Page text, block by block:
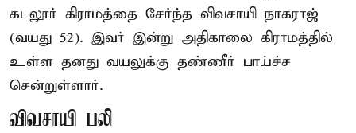
கடலூர் கிராமத்தை சேர்ந்த விவசாயி நாகராஜ்
(வயது 52). இவர் இன்று அதிகாலை கிராமத்தில்
உள்ள தனது வயலுக்கு தண்ணீர் பாய்ச்ச
சென்றுள்ளார்.
விவசாயி பலி